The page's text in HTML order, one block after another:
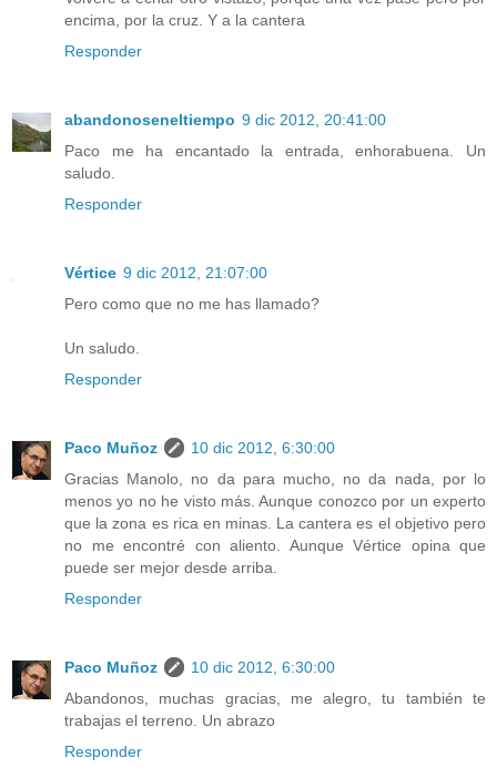
encima, por la cruz. Y a la cantera
Responder
abandonoseneltiempo 9 dic 2012, 20:41:00
Paco me ha encantado la entrada, enhorabuena. Un
saludo.
Responder
Vértice 9 dic 2012, 21:07:00
Pero como que no me has llamado?
Un saludo.
Responder
Paco Muñoz
10 dic 2012, 6:30:00
Gracias Manolo, no da para mucho, no da nada, por lo
menos yo no he visto más. Aunque conozco por un experto
que la zona es rica en minas. La cantera es el objetivo pero
no me encontré con aliento. Aunque Vértice opina que
puede ser mejor desde arriba.
Responder
Paco Muñoz
10 dic 2012, 6:30:00
Abandonos, muchas gracias, me alegro, tu también te
trabajas el terreno. Un abrazo
Responder